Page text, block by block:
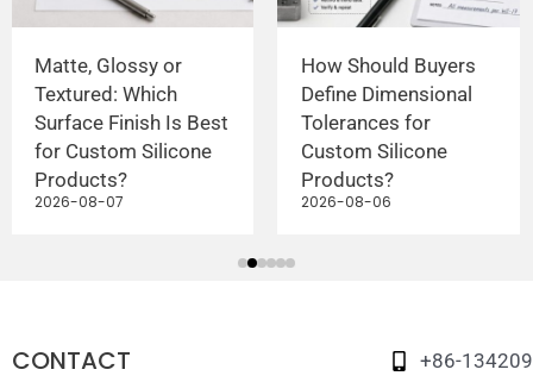
Matte, Glossy or
Textured: Which
Surface Finish Is Best
for Custom Silicone
Products?
2026-08-07
How Should Buyers
Define Dimensional
Tolerances for
Custom Silicone
Products?
2026-08-06
CONTACT
+86-